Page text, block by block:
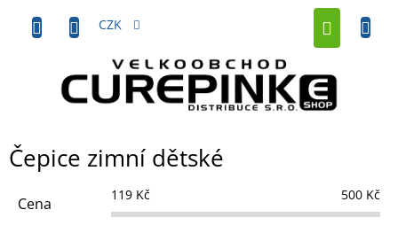
obsah
CZK
Čepice zimní dětské
Cena 119 Kč 500 Kč